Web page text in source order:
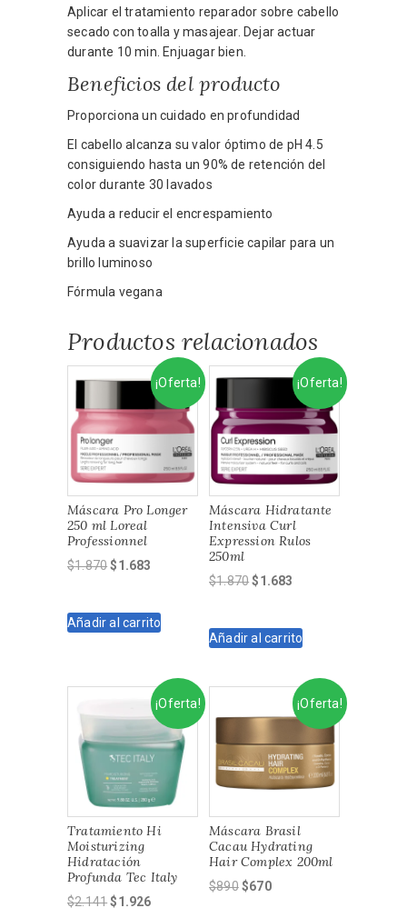
Aplicar el tratamiento reparador sobre cabello
secado con toalla y masajear. Dejar actuar
durante 10 min. Enjuagar bien.
Beneficios del producto
Proporciona un cuidado en profundidad
El cabello alcanza su valor óptimo de pH 4.5
consiguiendo hasta un 90% de retención del
color durante 30 lavados
Ayuda a reducir el encrespamiento
Ayuda a suavizar la superficie capilar para un
brillo luminoso
Fórmula vegana
Productos relacionados
¡Oferta!
Máscara Pro Longer
250 ml Loreal
Professionnel
$1.870El
era:
$1.683
es:
Añadir al carrito
¡Oferta!
Máscara Hidratante
Intensiva Curl
Expression Rulos
250ml
$1.870El
era:
$1.683
es:
Añadir al carrito
¡Oferta!
Tratamiento Hi
Moisturizing
Hidratación
Profunda Tec Italy
$2.141El
$1.926El
¡Oferta!
Máscara Brasil
Cacau Hydrating
Hair Complex 200ml
$890El
$670El